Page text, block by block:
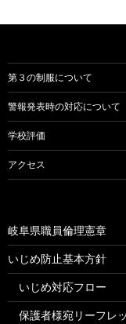
第３の制服について
警報発表時の対応について
学校評価
アクセス
岐阜県職員倫理憲章
いじめ防止基本方針
いじめ対応フロー
保護者様宛リーフレ